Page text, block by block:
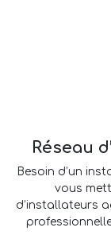
Réseau
Besoin d’un
vous
d’installateurs